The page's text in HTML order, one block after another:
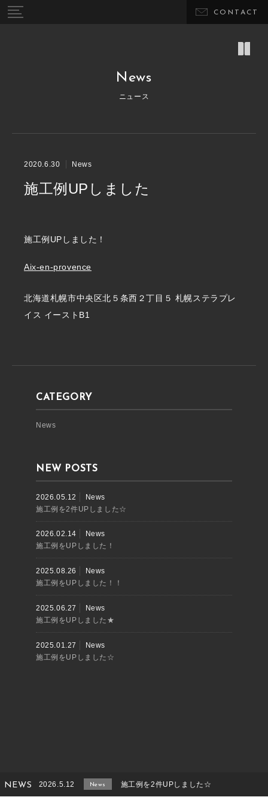
CONTACT
News
ニュース
CATEGORY
News
NEW POSTS
2026.05.12
News
施工例を2件UPしました☆
2026.02.14
News
施工例をUPしました！
2025.08.26
News
施工例をUPしました！！
2025.06.27
News
施工例をUPしました★
2025.01.27
News
施工例をUPしました☆
2020.6.30 News
施工例UPしました
施工例UPしました！
Aix-en-provence
北海道札幌市中央区北５条西２丁目５ 札幌ステラプレ
イス イーストB1
NEWS 2026.5.12 News 施工例を2件UPしました☆